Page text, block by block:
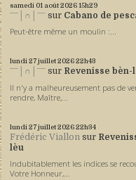
samedi 01 août 202615h29
ˉˉˉ│∩│ˉˉˉ sur Cabano de
Peut-être même un moulin :...
lundi 27juillet 202622h43
ˉˉˉ│∩│ˉˉˉ sur Revenisse bèn-
Il n'y a malheureusement pas de
rendre, Maître,...
lundi 27juillet 202622h34
Frédéric Viallon sur
lèu
Indubitablement les indices se
Votre Honneur,...